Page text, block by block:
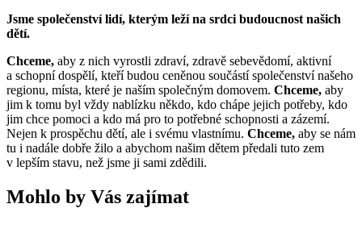
Jsme společenství lidí, kterým leží na srdci budoucnost našich
dětí.
Chceme, aby z nich vyrostli zdraví, zdravě sebevědomí, aktivní
a schopní dospělí, kteří budou ceněnou součástí společenství našeho
regionu, místa, které je naším společným domovem. Chceme, aby
jim k tomu byl vždy nablízku někdo, kdo chápe jejich potřeby, kdo
jim chce pomoci a kdo má pro to potřebné schopnosti a zázemí.
Nejen k prospěchu dětí, ale i svému vlastnímu. Chceme, aby se nám
tu i nadále dobře žilo a abychom našim dětem předali tuto zem
v lepším stavu, než jsme ji sami zdědili.
Mohlo by Vás zajímat